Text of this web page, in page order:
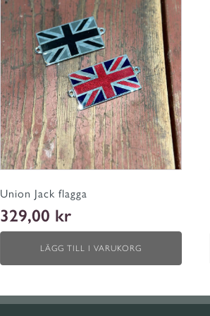
Union Jack flagga
329,00 kr
LÄGG TILL I VARUKORG